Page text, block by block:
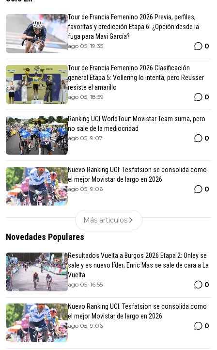
Tour de Francia Femenino 2026 Previa, perfiles,
favoritas y predicción Etapa 6: ¿Opción desde la
fuga para Mavi García?
ago 05, 19:35 0
Tour de Francia Femenino 2026 Clasificación
general Etapa 5: Vollering lo intenta, pero Reusser
resiste el amarillo
ago 05, 18:59 0
Ranking UCI WorldTour: Movistar Team suma, pero
no sale de la mediocridad
ago 05, 9:07 0
Nuevo Ranking UCI: Tesfatsion se consolida como
el mejor Movistar de largo en 2026
ago 05, 9:06 0
Más articulos
Novedades Populares
Resultados Vuelta a Burgos 2026 Etapa 2: Onley se
sale y es nuevo líder; Enric Mas se sale de cara a La
Vuelta
ago 05, 16:55 0
Nuevo Ranking UCI: Tesfatsion se consolida como
el mejor Movistar de largo en 2026
ago 05, 9:06 0